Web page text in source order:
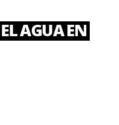
AGUA EN